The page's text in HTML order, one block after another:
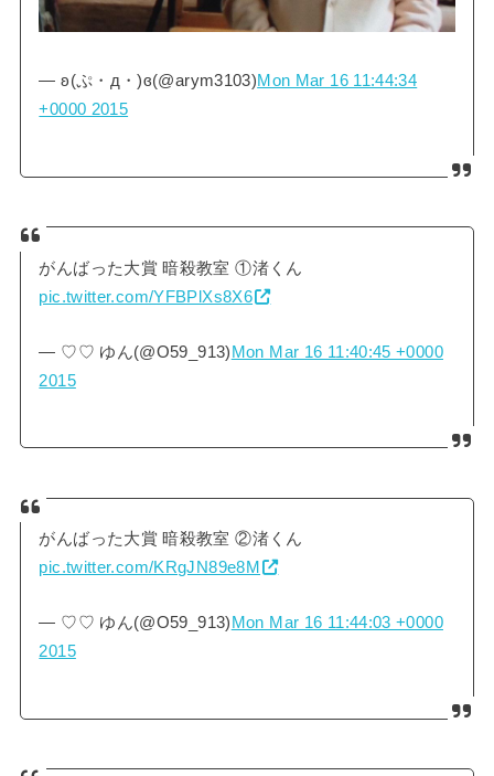
— ʚ(ぷ・д・)ɞ(@arym3103)Mon Mar 16 11:44:34
+0000 2015
がんばった大賞 暗殺教室 ①渚くん
pic.twitter.com/YFBPlXs8X6
— ♡♡ ゆん(@O59_913) Mon Mar 16 11:40:45 +0000
2015
がんばった大賞 暗殺教室 ②渚くん
pic.twitter.com/KRgJN89e8M
— ♡♡ ゆん(@O59_913) Mon Mar 16 11:44:03 +0000
2015